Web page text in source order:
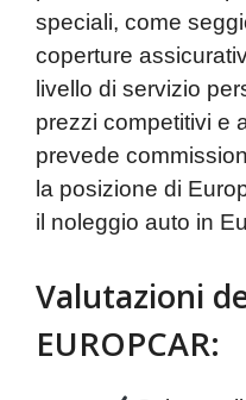
speciali, come
coperture
livello di servizio
prezzi competitivi e
prevede
la posizione di
il noleggio auto in
Valutazioni
EUROPCAR: